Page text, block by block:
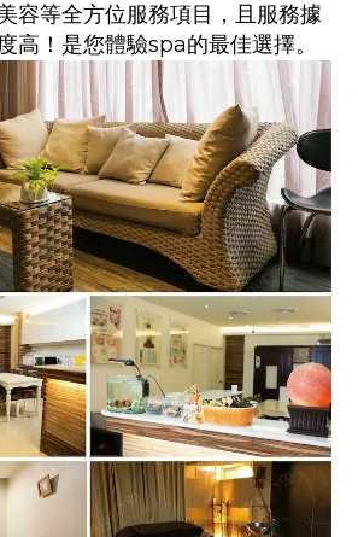
容等全方位服務項目，且服務據
高！是您體驗spa的最佳選擇。